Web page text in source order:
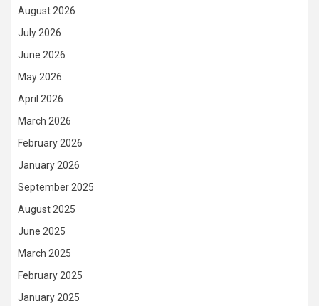
August 2026
July 2026
June 2026
May 2026
April 2026
March 2026
February 2026
January 2026
September 2025
August 2025
June 2025
March 2025
February 2025
January 2025